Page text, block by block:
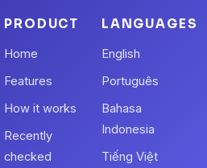
PRODUCT
Home
Features
How it works
Recently
checked
LANGUAGES
English
Português
Bahasa
Indonesia
Tiếng Việt